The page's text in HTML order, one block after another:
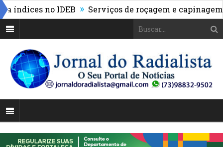
no IDEB » Serviços de roçagem e capinagem